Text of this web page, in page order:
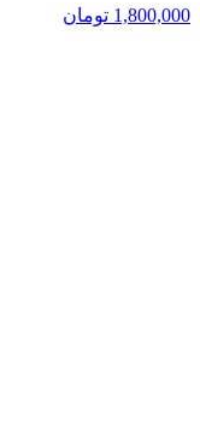
1,800,000 تومان